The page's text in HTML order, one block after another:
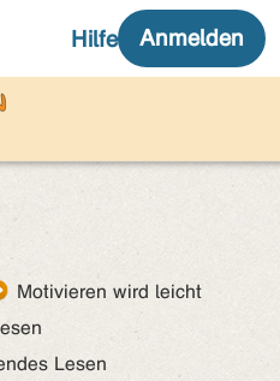
Motivieren wird leicht
Lesen